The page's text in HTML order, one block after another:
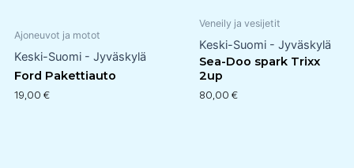
Ajoneuvot ja motot
Keski-Suomi - Jyväskylä
Ford Pakettiauto
19,00 €
Veneily ja vesijetit
Keski-Suomi - Jyväskylä
Sea-Doo spark Trixx
2up
80,00 €